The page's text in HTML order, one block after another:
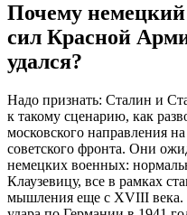
Почему немецкий
сил Красной
удался?
Надо признать: Сталин и
к такому сценарию, как
московского направления
советского фронта. Они
немецких военных:
Клаузевицу, все в рамках
мышления еще с XVIII века.